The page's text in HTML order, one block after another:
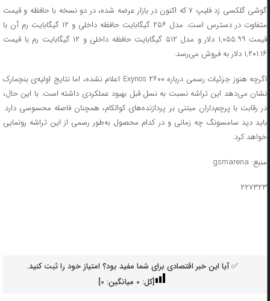
گوشی گلکسی زد فلیپ ۷ که اکنون در بازار عرضه شده، در دو نسخه با حافظه و قیمت
متفاوت در دسترس است. مدل ۲۵۶ گیگابایت حافظه داخلی و ۱۲ گیگابایت رم آن با
قیمت ۱,۰۵۵.۹۹ دلار و مدل ۵۱۲ گیگابایت حافظه داخلی و ۱۲ گیگابایت رم با قیمت
۱,۲۰۱.۱۶ دلار به فروش می‌رسد.
اگرچه هنوز جزئیات رسمی درباره Exynos ۲۶۰۰ اعلام نشده، اما نتایج اولیه‌ی بنچمارک
نشان می‌دهد این تراشه نسبت به نسل قبل بهبود عملکردی داشته است. با این حال،
در رقابت با پرچم‌داران مبتنی بر پردازنده‌های کوالکام، همچنان فاصله محسوسی دارد.
باید دید سامسونگ چه زمانی و در کدام محصول به‌طور رسمی از این تراشه رونمایی
خواهد کرد.
منبع: gsmarena
۲۲۷۳۲۳
✅ آیا این خبر اقتصادی برای شما مفید بود؟ امتیاز خود را ثبت کنید.
[کل: 0میانگین: 0
]